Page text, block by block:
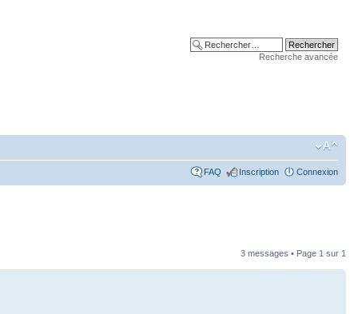
Recherche avancée
FAQ Inscription Connexion
3 messages • Page 1 sur 1